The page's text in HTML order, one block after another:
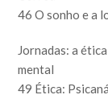
46 O sonho e a
Jornadas: a
mental
49 Ética: